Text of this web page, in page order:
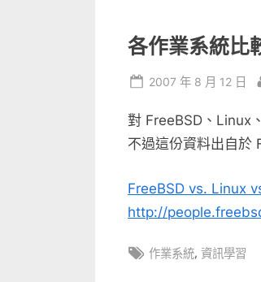
各作業系統比
Posted
2007 年 8 月 12 日
對 FreeBSD、Linux
不過這份資料出自
FreeBSD vs. Linux
http://
Tags:
作業系統, 資訊學習